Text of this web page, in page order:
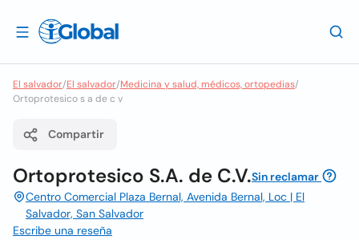
El salvador/El salvador/Medicina y salud, médicos, ortopedias/
Ortoprotesico s a de c v
Compartir
Ortoprotesico S.A. de C.V.Sin reclamar
Centro Comercial Plaza Bernal, Avenida Bernal, Loc | El
Salvador, San Salvador
Escribe una reseña